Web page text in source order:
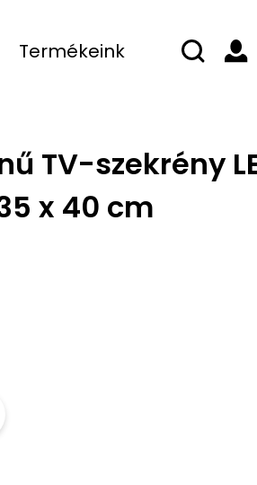
Termékeink
TV-szekrény
x 40 cm